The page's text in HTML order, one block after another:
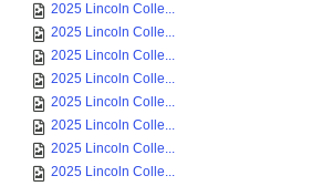
2025 Lincoln Colle...
2025 Lincoln Colle...
2025 Lincoln Colle...
2025 Lincoln Colle...
2025 Lincoln Colle...
2025 Lincoln Colle...
2025 Lincoln Colle...
2025 Lincoln Colle...